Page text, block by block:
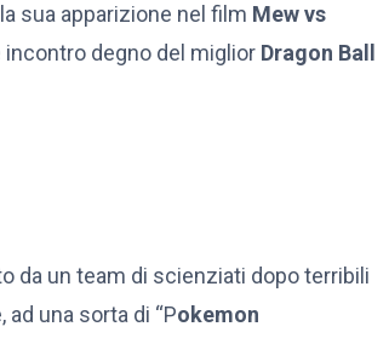
sua apparizione nel film Mew vs
incontro degno del miglior Dragon Ball
da un team di scienziati dopo terribili
una sorta di “Pokemon